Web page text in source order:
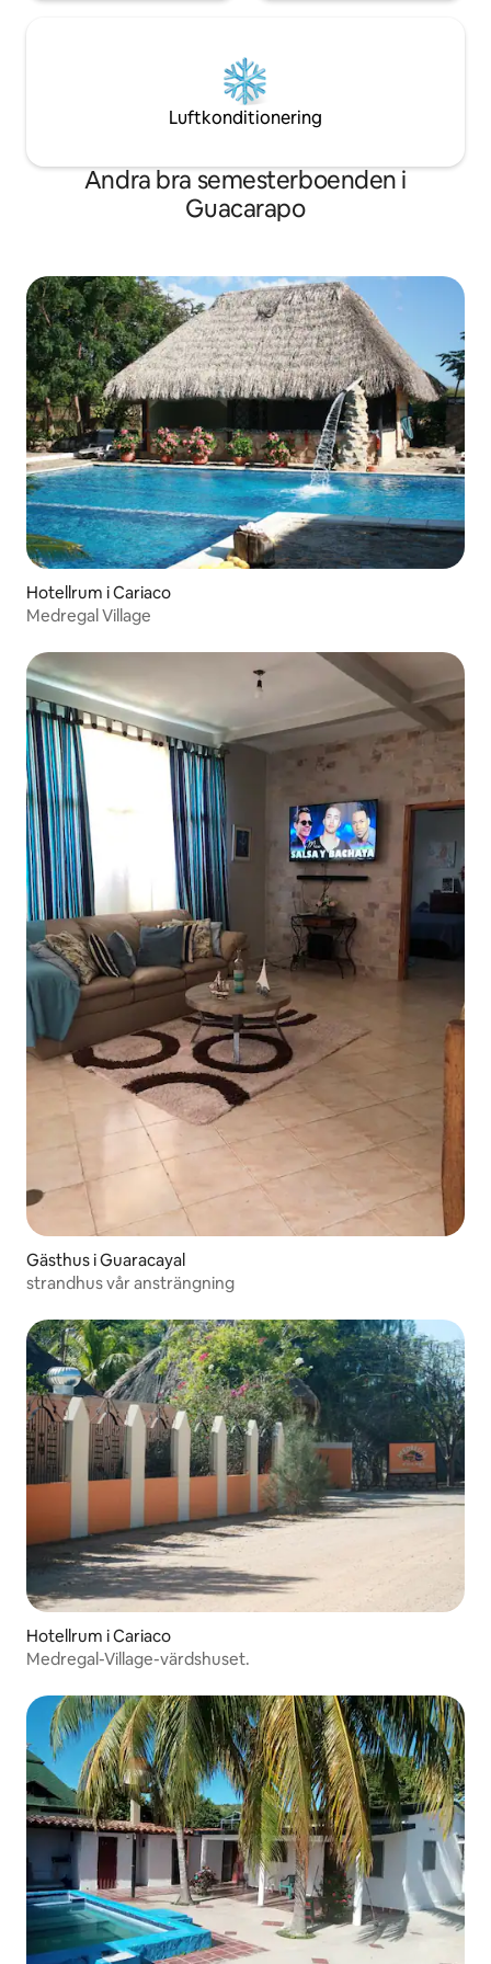
Luftkonditionering
Andra bra semesterboenden i
Guacarapo
Hotellrum i Cariaco
Medregal Village
Gästhus i Guaracayal
strandhus vår ansträngning
Hotellrum i Cariaco
Medregal-Village-värdshuset.